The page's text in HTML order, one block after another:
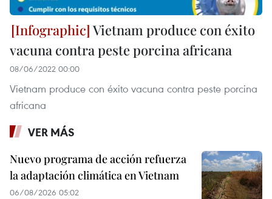
Vietnam produce con éxito
vacuna contra peste porcina africana
08/06/2022 00:00
Vietnam produce con éxito vacuna contra peste porcina
africana
VER MÁS
Nuevo programa de acción refuerza
la adaptación climática en Vietnam
06/08/2026 05:02